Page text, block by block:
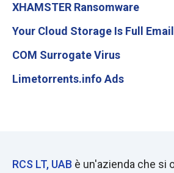
XHAMSTER Ransomware
Your Cloud Storage Is Full
COM Surrogate Virus
Limetorrents.info Ads
RCS LT, UAB è un'azienda che si